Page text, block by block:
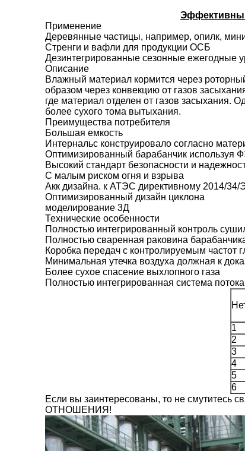
Применение
Деревянные частицы, например, опилк,
Стренги и вафли для продукции ОСБ
Дезинтегрированные сезонные ежегодные
Описание
Влажный материал кормится через
образом через конвекцию от газов
где материал отделен от газов засыхания.
более сухого тома вытыхания.
Преимущества потребителя
Большая емкость
Интернальс конструировало согласно
Оптимизированный барабанчик используя
Высокий стандарт безопасности и
С малым риском огня и взрыва
Акк дизайна. к АТЭС директивному 2014/34/
Оптимизированный дизайн циклона
моделирование 3Д
Технические особенности
Полностью интегрированный контроль
Полностью сваренная раковина
Коробка передач с контролируемым
Минимальная утечка воздуха должная к
Более сухое спасение выхлопного газа
Полностью интегрированная система
1
2
3
4
5
6
Если вы заинтересованы, то не смутитесь
ОТНОШЕНИЯ!